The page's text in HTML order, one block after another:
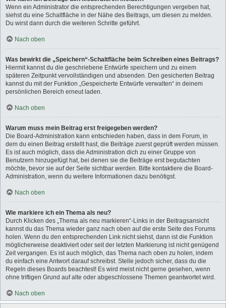
Wenn ein Administrator die entsprechenden Berechtigungen vergeben hat,
siehst du eine Schaltfläche in der Nähe des Beitrags, um diesen zu melden.
Du wirst dann durch die weiteren Schritte geführt.
Nach oben
Was bewirkt die „Speichern“-Schaltfläche beim Schreiben eines Beitrags?
Hiermit kannst du die geschriebene Entwürfe speichern und zu einem
späteren Zeitpunkt vervollständigen und absenden. Den gesicherten Beitrag
kannst du mit der Funktion „Gespeicherte Entwürfe verwalten“ in deinem
persönlichen Bereich erneut laden.
Nach oben
Warum muss mein Beitrag erst freigegeben werden?
Die Board-Administration kann entschieden haben, dass in dem Forum, in
dem du einen Beitrag erstellt hast, die Beiträge zuerst geprüft werden müssen.
Es ist auch möglich, dass die Administration dich zu einer Gruppe von
Benutzern hinzugefügt hat, bei denen sie die Beiträge erst begutachten
möchte, bevor sie auf der Seite sichtbar werden. Bitte kontaktiere die Board-
Administration, wenn du weitere Informationen dazu benötigst.
Nach oben
Wie markiere ich ein Thema als neu?
Durch Klicken des „Thema als neu markieren“-Links in der Beitragsansicht
kannst du das Thema wieder ganz nach oben auf die erste Seite des Forums
holen. Wenn du den entsprechenden Link nicht siehst, dann ist die Funktion
möglicherweise deaktiviert oder seit der letzten Markierung ist nicht genügend
Zeit vergangen. Es ist auch möglich, das Thema nach oben zu holen, indem
du einfach eine Antwort darauf schreibst. Stelle jedoch sicher, dass du die
Regeln dieses Boards beachtest! Es wird meist nicht gerne gesehen, wenn
ohne triftigen Grund auf alte oder abgeschlossene Themen geantwortet wird.
Nach oben